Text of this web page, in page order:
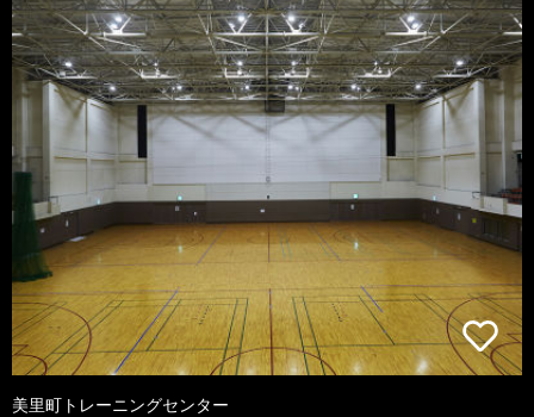
美里町トレーニングセンター